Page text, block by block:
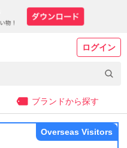
ログイン
ブランドから探す
Overseas Visitors